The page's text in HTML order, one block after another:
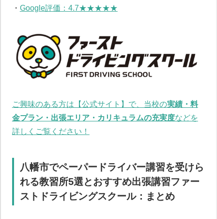
・ Google評価：4.7★★★★★
ご興味のある方は【公式サイト】で、当校の実績・料
金プラン・出張エリア・カリキュラムの充実度などを
詳しくご覧ください！
八幡市でペーパードライバー講習を受けら
れる教習所5選とおすすめ出張講習ファー
ストドライビングスクール：まとめ